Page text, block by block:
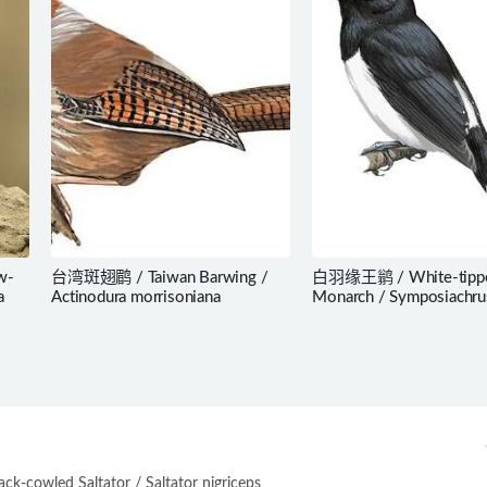
台湾斑翅鹛 / Taiwan Barwing /
Actinodura morrisoniana
白羽缘王鹟 / White-
Monarch /
cowled Saltator / Saltator nigriceps